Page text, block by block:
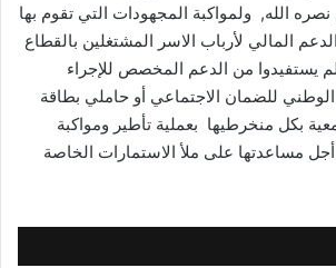
الله, ولمواكبة المجهودات التي تقوم بها
المالي لأرباب الاسر المشتغلين بالقطاع
لم يستفيدوا من الدعم المخصص للإجراء
للضمان الاجتماعي أو حاملي بطاقة
بكل منخرطيها بعملية تأطير ومواكبة
مساعدتها على ملأ الاستمارات الخاصة